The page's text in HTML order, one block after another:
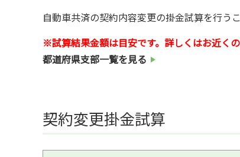
自動車共済の契約内容変更の掛金試算を行う
※試算結果金額は目安です。詳しくはお近く
都道府県支部一覧を見る
契約変更掛金試算